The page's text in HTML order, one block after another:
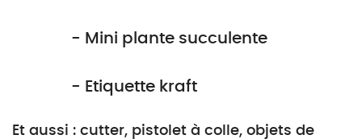
- Mini plante succulente
- Etiquette kraft
Et aussi : cutter, pistolet à colle, objets de